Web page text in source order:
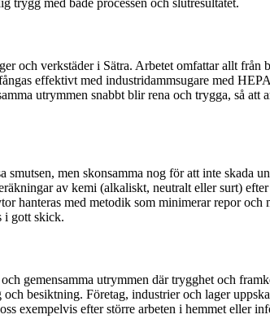
och verkstäder i Sätra. Arbetet omfattar allt
effektivt med industridammsugare med
utrymmen snabbt blir rena och trygga, så
men skonsamma nog för att inte skada
av kemi (alkaliskt, neutralt eller surt)
hanteras med metodik som minimerar repor
i gott skick.
gemensamma utrymmen där trygghet och
besiktning. Företag, industrier och lager
exempelvis efter större arbeten i hemmet eller